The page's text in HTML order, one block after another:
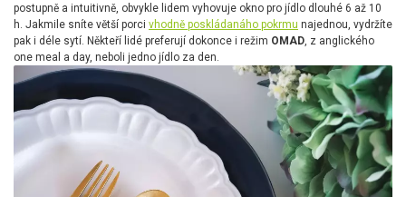
postupně a intuitivně, obvykle lidem vyhovuje okno pro jídlo dlouhé 6 až 10
h. Jakmile sníte větší porci vhodně poskládanáho pokrmu najednou, vydržíte
pak i déle sytí. Někteří lidé preferují dokonce i režim OMAD , z anglického
one meal a day, neboli jedno jídlo za den.